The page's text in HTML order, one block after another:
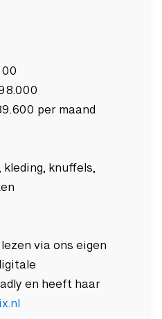
per maand
knuffels,
via ons eigen
en heeft haar